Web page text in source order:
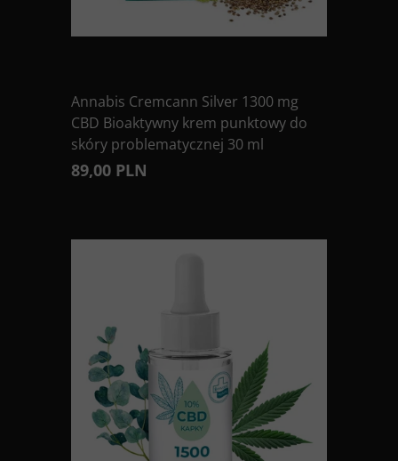
Annabis Cremcann Silver 1300 mg
CBD Bioaktywny krem punktowy do
skóry problematycznej 30 ml
89,00 PLN